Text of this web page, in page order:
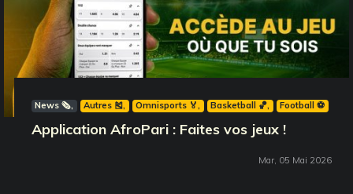
News 🗞️ Autres 🎽 Omnisports 🏅 Basketball 🏀 Football ⚽️
Application AfroPari : Faites vos jeux !
Mar, 05 Mai 2026